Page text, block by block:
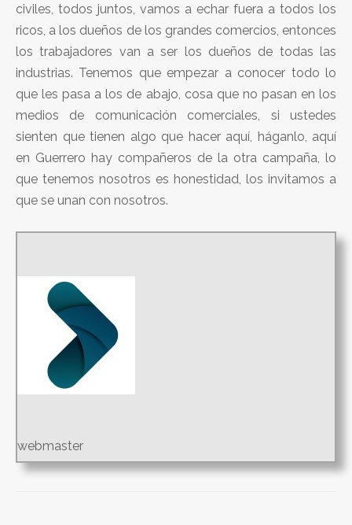
civiles, todos juntos, vamos a echar fuera a todos los
ricos, a los dueños de los grandes comercios, entonces
los trabajadores van a ser los dueños de todas las
industrias. Tenemos que empezar a conocer todo lo
que les pasa a los de abajo, cosa que no pasan en los
medios de comunicación comerciales, si ustedes
sienten que tienen algo que hacer aquí, háganlo, aquí
en Guerrero hay compañeros de la otra campaña, lo
que tenemos nosotros es honestidad, los invitamos a
que se unan con nosotros.
webmaster